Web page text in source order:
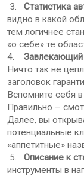
3. Статистика
видно в какой
тем логичнее
«о себе» те
4. Завлекающий
Ничто так не
заголовок
Вспомните себя
Правильно –
Далее, вы
потенциальные
«аппетитные»
5.
Описание к
инструменты в